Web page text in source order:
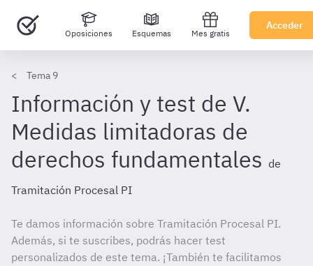
Oposiciones Esquemas Mes gratis
Acceder
Tema 9
Información y test de V.
Medidas limitadoras de
derechos fundamentales de
Tramitación Procesal PI
Te damos información sobre Tramitación Procesal PI.
Además, si te suscribes, podrás hacer test
personalizados de este tema. ¡También te facilitamos